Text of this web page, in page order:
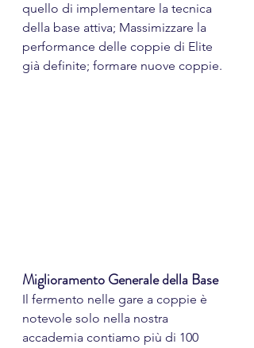
quello di implementare la tecnica
della base attiva; Massimizzare la
performance delle coppie di Elite
già definite; formare nuove coppie.
Miglioramento Generale della Base
Il fermento nelle gare a coppie è
notevole solo nella nostra
accademia contiamo più di 100